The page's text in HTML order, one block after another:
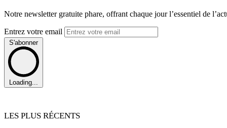
Notre newsletter gratuite phare, offrant chaque jour l’essentiel de
Entrez votre email
S'abonner
Loading...
LES PLUS RÉCENTS